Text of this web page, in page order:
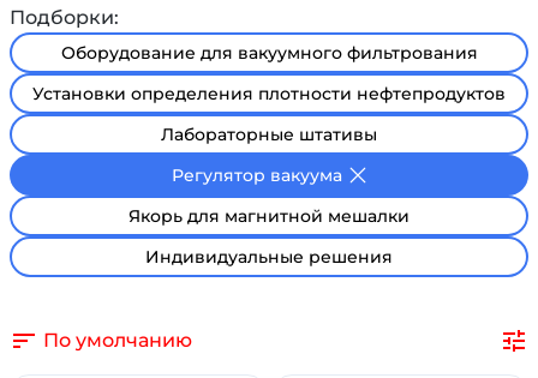
Подборки:
Оборудование для вакуумного фильтрования
Установки определения плотности нефтепродуктов
Лабораторные штативы
Регулятор вакуума
Якорь для магнитной мешалки
Индивидуальные решения
По умолчанию